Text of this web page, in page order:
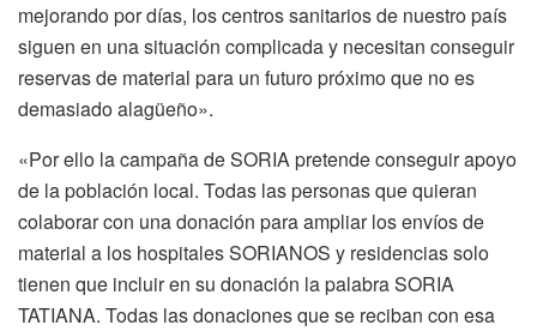
mejorando por días, los centros sanitarios de nuestro país
siguen en una situación complicada y necesitan conseguir
reservas de material para un futuro próximo que no es
demasiado alagüeño».
«Por ello la campaña de SORIA pretende conseguir apoyo
de la población local. Todas las personas que quieran
colaborar con una donación para ampliar los envíos de
material a los hospitales SORIANOS y residencias solo
tienen que incluir en su donación la palabra SORIA
TATIANA. Todas las donaciones que se reciban con esa